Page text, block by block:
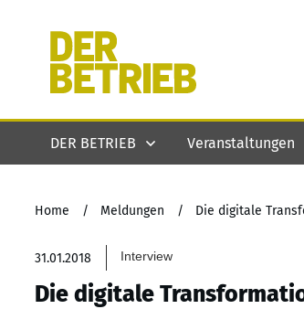
DER BETRIEB Veranstaltungen
Home / Meldungen / Die digitale
31.01.2018 Interview
Die digitale